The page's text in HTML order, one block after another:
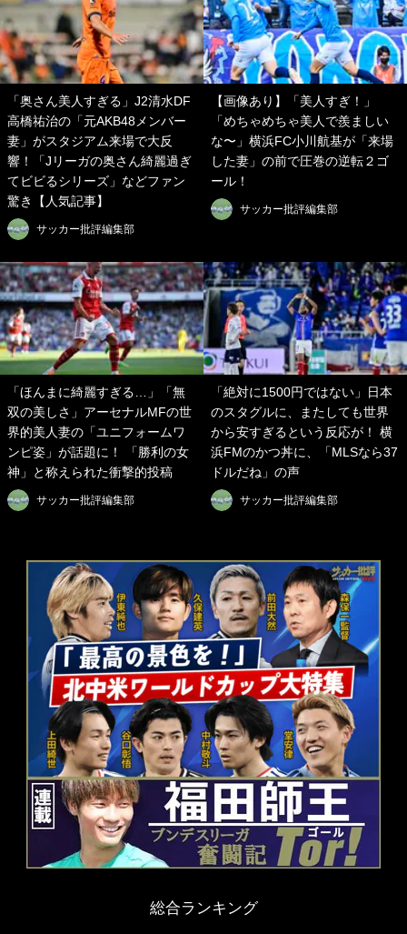
「奥さん美人すぎる」J2清水DF
高橋祐治の「元AKB48メンバー
妻」がスタジアム来場で大反
響！「Jリーガの奥さん綺麗過ぎ
てビビるシリーズ」などファン
驚き【人気記事】
サッカー批評編集部
【画像あり】「美人すぎ！」
「めちゃめちゃ美人で羨ましい
な〜」横浜FC小川航基が「来場
した妻」の前で圧巻の逆転２ゴ
ール！
サッカー批評編集部
「ほんまに綺麗すぎる…」「無
双の美しさ」アーセナルMFの世
界的美人妻の「ユニフォームワ
ンピ姿」が話題に！ 「勝利の女
神」と称えられた衝撃的投稿
サッカー批評編集部
「絶対に1500円ではない」日本
のスタグルに、またしても世界
から安すぎるという反応が！ 横
浜FMのかつ丼に、「MLSなら37
ドルだね」の声
サッカー批評編集部
総合ランキング